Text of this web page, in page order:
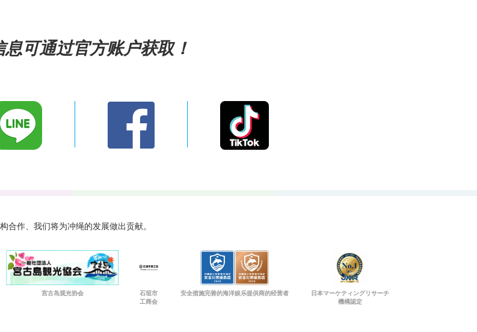
息可通过官方账户获取！
合作、 我们将为冲绳的发展做出贡献。
宫古岛观光协会
石垣市
工商会
安全措施完善的海洋娱乐提供商的经营者
日本マーケティングリサーチ
機構認定